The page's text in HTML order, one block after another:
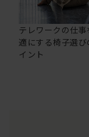
テレワークの仕事
適にする椅子選び
イント